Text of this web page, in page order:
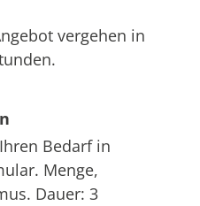
vergehen in
Bedarf in
Menge,
Dauer: 3